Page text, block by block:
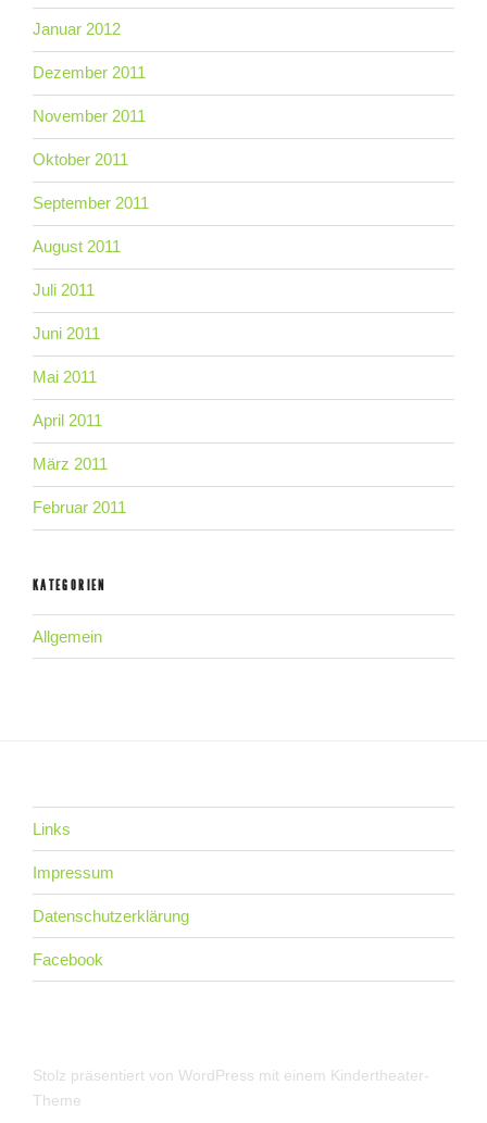
Januar 2012
Dezember 2011
November 2011
Oktober 2011
September 2011
August 2011
Juli 2011
Juni 2011
Mai 2011
April 2011
März 2011
Februar 2011
KATEGORIEN
Allgemein
Links
Impressum
Datenschutzerklärung
Facebook
Stolz präsentiert von WordPress mit einem Kindertheater-
Theme